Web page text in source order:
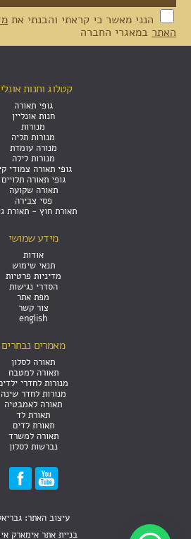
הנני מאשר כי קראתי והבנתי את
האתר במאגרי החברה
קטלוג וחנות
גופי תאורה
חנות אונליין
מנורות
מנורות תליה
מנורה עומדת
מנורות לילה
גופי תאורה צמודי
גופי תאורה תלויים
תאורה שקועה
פסי צבירה
תאורת חוץ - תאורת
מידע שמושי
אודות
תנאי שימוש
מדיניות פרטיות
הסדרי נגישות
מפת אתר
צור קשר
english
מאמרים נבחרים
תאורה לסלון
תאורה למטבח
מנורות לחדרי
מנורות לחדר שינה
תאורה לאמבטיה
תאורת לד
תאורת לדים
תאורה למשרד
נברשות לסלון
עיצוב האתר:
בניית אתר אימארק